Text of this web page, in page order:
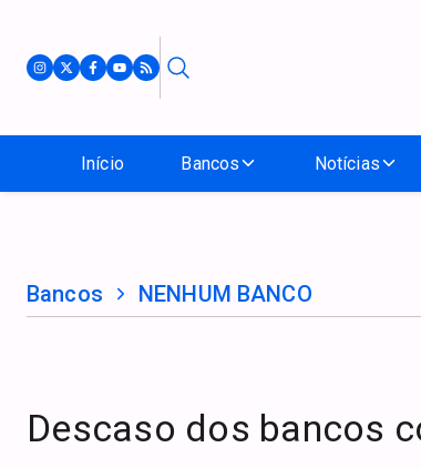
Início Bancos Notícias
Bancos NENHUM BANCO
Descaso dos bancos